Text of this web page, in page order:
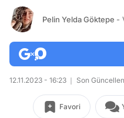
Pelin Yelda Göktepe -
12.11.2023 - 16:23 Son
Favori